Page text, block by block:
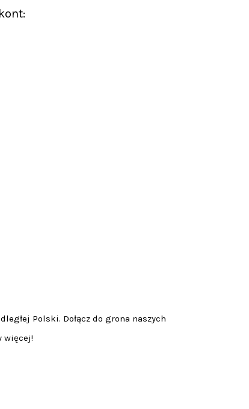
Polski. Dołącz do grona naszych
więcej!